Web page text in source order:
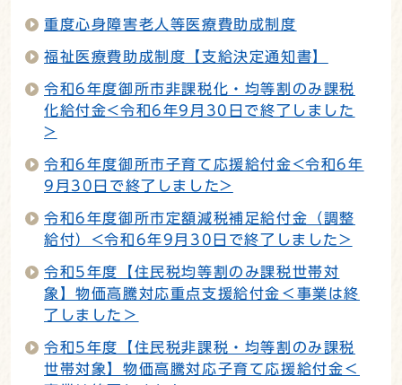
重度心身障害老人等医療費助成制度
福祉医療費助成制度【支給決定通知書】
令和6年度御所市非課税化・均等割のみ課税
化給付金<令和6年9月30日で終了しました
>
令和6年度御所市子育て応援給付金<令和6年
9月30日で終了しました>
令和6年度御所市定額減税補足給付金（調整
給付）<令和6年9月30日で終了しました>
令和5年度【住民税均等割のみ課税世帯対
象】物価高騰対応重点支援給付金＜事業は終
了しました＞
令和5年度【住民税非課税・均等割のみ課税
世帯対象】物価高騰対応子育て応援給付金＜